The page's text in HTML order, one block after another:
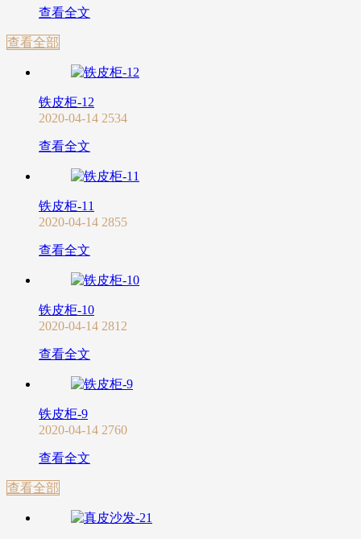
查看全文
查看全部
铁皮柜-12
2020-04-14 2534
查看全文
铁皮柜-11
2020-04-14 2855
查看全文
铁皮柜-10
2020-04-14 2812
查看全文
铁皮柜-9
2020-04-14 2760
查看全文
查看全部